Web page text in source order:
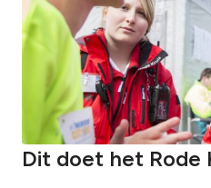
Dit doet het Rode